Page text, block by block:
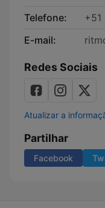
Telefone:
+51
E-mail:
Redes Sociais
Atualizar a
Partilhar
Facebook